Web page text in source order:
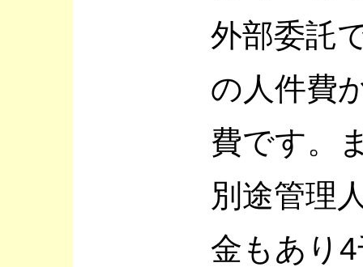
外部委託
の人件費
費です。
別途管理
金もあり